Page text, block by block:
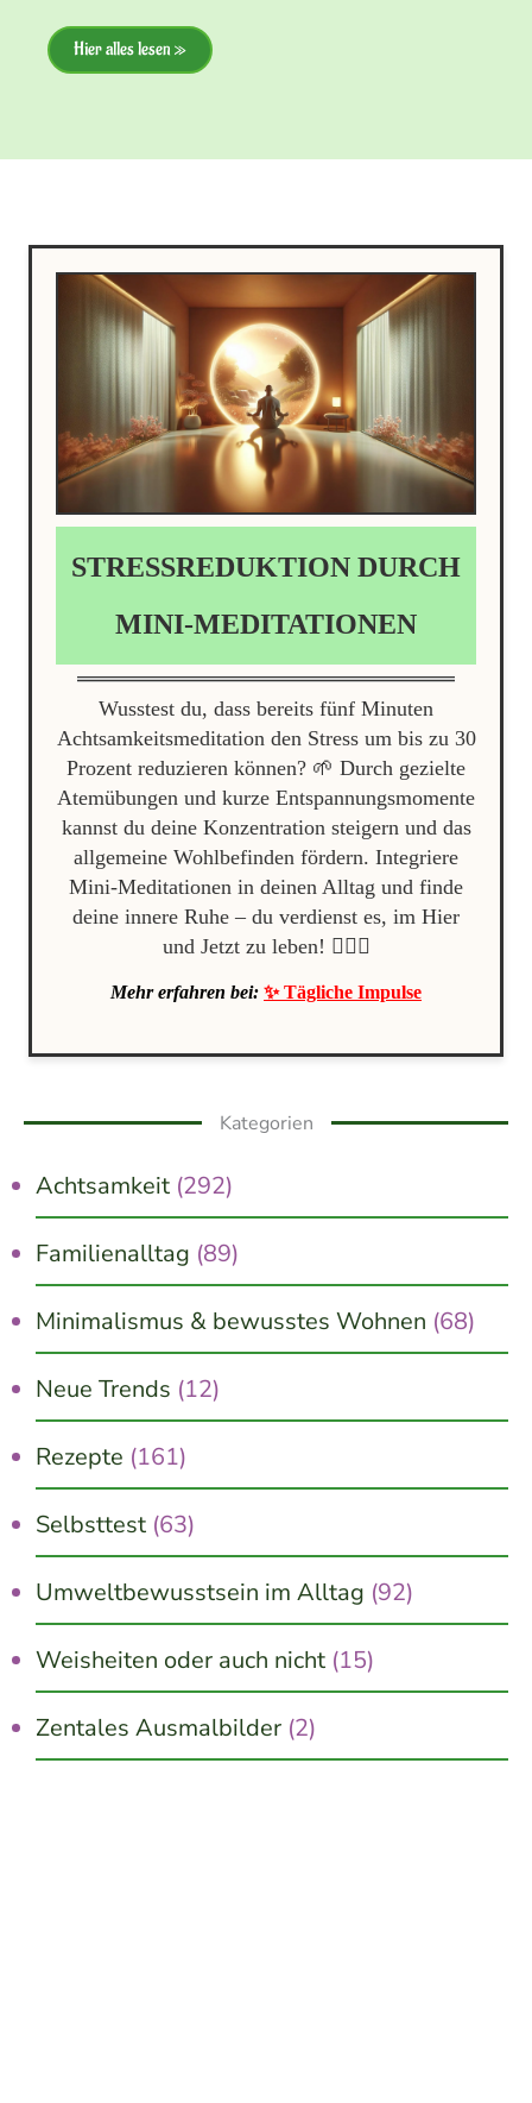
Hier alles lesen »
STRESSREDUKTION DURCH
MINI-MEDITATIONEN
Wusstest du, dass bereits fünf Minuten
Achtsamkeitsmeditation den Stress um bis zu 30
Prozent reduzieren können? 🌱 Durch gezielte
Atemübungen und kurze Entspannungsmomente
kannst du deine Konzentration steigern und das
allgemeine Wohlbefinden fördern. Integriere
Mini-Meditationen in deinen Alltag und finde
deine innere Ruhe – du verdienst es, im Hier
und Jetzt zu leben! 🧘‍♂️✨
Mehr erfahren bei: ✨ Tägliche Impulse
Kategorien
Achtsamkeit (292)
Familienalltag (89)
Minimalismus & bewusstes Wohnen (68)
Neue Trends (12)
Rezepte (161)
Selbsttest (63)
Umweltbewusstsein im Alltag (92)
Weisheiten oder auch nicht (15)
Zentales Ausmalbilder (2)